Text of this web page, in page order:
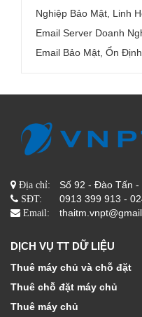
Nghiệp Bảo Mật, Linh
Email Server Doanh
Email Bảo Mật, Ổn
Địa chỉ: Số 92 - Đào Tấn
SĐT: 0913 399 913 -
Email:
DỊCH VỤ TT DỮ LIỆU
Thuê máy chủ và chỗ đặt
Thuê chỗ đặt máy chủ
Thuê máy chủ